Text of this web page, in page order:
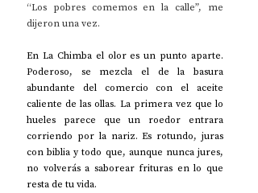
“Los pobres comemos en la calle”, me
dijeron una vez.
En La Chimba el olor es un punto aparte.
Poderoso, se mezcla el de la basura
abundante del comercio con el aceite
caliente de las ollas. La primera vez que lo
hueles parece que un roedor entrara
corriendo por la nariz. Es rotundo, juras
con biblia y todo que, aunque nunca jures,
no volverás a saborear frituras en lo que
resta de tu vida.